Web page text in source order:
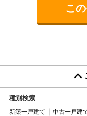
種別検索
新築一戸建て 中古一戸建